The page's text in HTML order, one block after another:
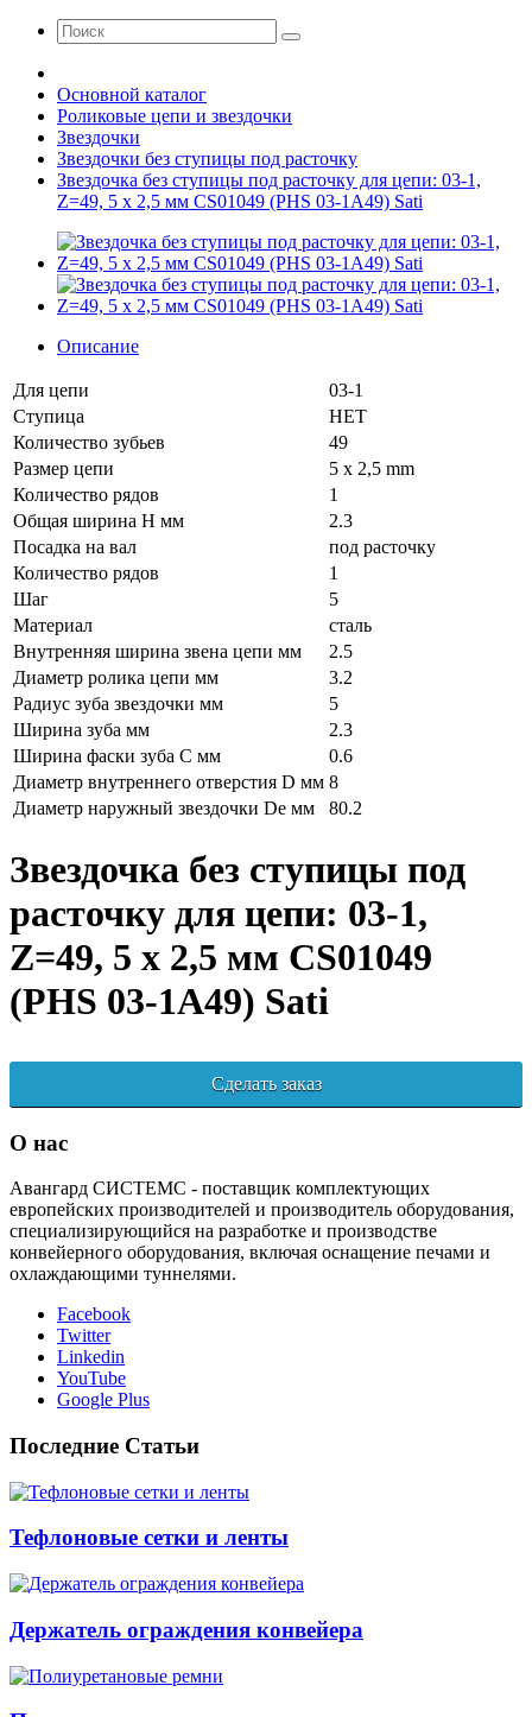
Основной каталог
Роликовые цепи и звездочки
Звездочки
Звездочки без ступицы под расточку
Звездочка без ступицы под расточку для цепи: 03-1,
Z=49, 5 x 2,5 мм CS01049 (PHS 03-1A49) Sati
Описание
Для цепи
03-1
Ступица
НЕТ
Количество зубьев
49
Размер цепи
5 x 2,5 mm
Количество рядов
1
Общая ширина H мм
2.3
Посадка на вал
под расточку
Количество рядов
1
Шаг
5
Материал
сталь
Внутренняя ширина звена цепи мм
2.5
Диаметр ролика цепи мм
3.2
Радиус зуба звездочки мм
5
Ширина зуба мм
2.3
Ширина фаски зуба C мм
0.6
Диаметр внутреннего отверстия D мм 8
Диаметр наружный звездочки De мм
80.2
Звездочка без ступицы под
расточку для цепи: 03-1,
Z=49, 5 x 2,5 мм CS01049
(PHS 03-1A49) Sati
Сделать заказ
О нас
Авангард СИСТЕМС - поставщик комплектующих
европейских производителей и производитель оборудования,
специализирующийся на разработке и производстве
конвейерного оборудования, включая оснащение печами и
охлаждающими туннелями.
Facebook
Twitter
Linkedin
YouTube
Google Plus
Последние Статьи
Тефлоновые сетки и ленты
Держатель ограждения конвейера